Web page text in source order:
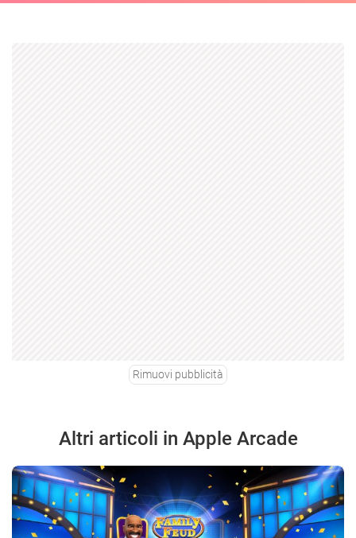
Rimuovi pubblicità
Altri articoli in Apple Arcade